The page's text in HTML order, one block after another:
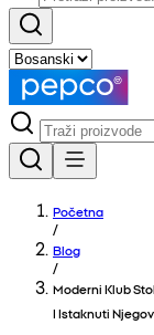
Početna
/
Blog
/
Moderni Klub
I Istaknuti